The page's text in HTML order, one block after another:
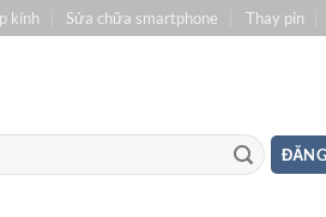
kính Sửa chữa smartphone Thay pin